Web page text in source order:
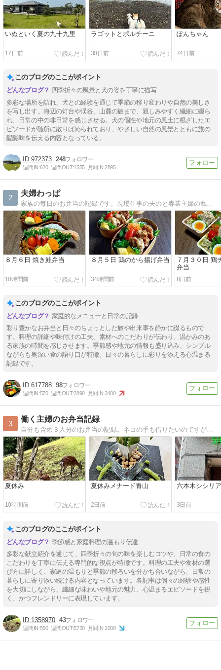
いぬといく夏の九十九里
17日前
ラゴットとポルチーニ
30日前
ぽんちゃん
74日前
このブログのここがポイント
四季折々の風景と犬の姿を丁寧に描写
多彩な場所を訪れ、犬との経験を通じて季節の移り変わりや自然の美しさ
を写し出す。海辺の灯台や渓谷、山麓の旅まで、親しみやすく繊細に綴ら
れ、日常の中の非日常を感じさせる。犬の個性や地元の風土に根ざしたエ
ピソードが随所に散りばめられており、やさしい自然の風景とともに旅の
醍醐味を伝える内容となっている。
972373 248
週間IN:620 週間OUT:1555 月間IN:2895
2
夫婦わっぱ
家族の毎日のお弁当の記録です。現場仕事の夫のと専業主婦の私のお弁当や、パンやお菓子作りの記録です。
８月６日 焼き鮭弁当
10時間前
８月５日 鶏のから揚げ弁当
34時間前
７月３０日 鶏
弁当
8日前
このブログのここがポイント
家庭的なメニューと日常の記録
彩り豊かなお弁当と日々のちょっとした旅や出来事を静かに綴るもので
す。料理の詳細や味付けの工夫、素材へのこだわりが伝わり、温かみのあ
る家族の時間を感じさせます。季節感や地元の情報も盛り込み、シンプル
ながらも奥深い食の語り口が特徴。日々の暮らしに彩りを添える心温まる
記録です。
617788 98
週間IN:570 週間OUT:2890 月間IN:3480
3
働く主婦のお弁当記録
自分も含め３人分のお弁当の記録。ネコの手も借りたいのですが事務所にネコ２匹います。
夏休み
10時間前
夏休みメナード青山
2日前
六本木シシリア
3日前
このブログのここがポイント
季節感と家庭料理の温もり伝達
多彩な献立紹介を通じて、四季折々の旬の味を楽しむコツや、日常の食の
こだわりを丁寧に伝える専門的な視点が特徴です。料理の工夫や食材の選
び方に詳しく、家庭の温もりと季節の移ろいを分かち合いながら、日常の
暮らしに寄り添い続ける内容となっています。各記事は個々の経験や感性
を大切にしながら、繊細な味わいや地元の魅力、心温まるエピソードを鋭
く、かつフレンドリーに表現しています。
1358970 43
週間IN:550 週間OUT:5720 月間IN:2000